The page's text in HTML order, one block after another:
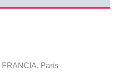
FRANCIA, Paris